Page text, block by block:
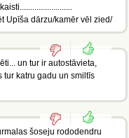
Upīša dārzu/kamēr vēl zied/
un tur ir autostāvieta,
tur katru gadu un smiltīs
šoseju rododendru